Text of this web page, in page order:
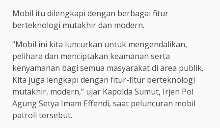
Mobil itu dilengkapi dengan berbagai fitur
berteknologi mutakhir dan modern.
“Mobil ini kita luncurkan untuk mengendalikan,
pelihara dan menciptakan keamanan serta
kenyamanan bagi semua masyarakat di area publik.
Kita juga lengkapi dengan fitur-fitur berteknologi
mutakhir, modern,” ujar Kapolda Sumut, Irjen Pol
Agung Setya Imam Effendi, saat peluncuran mobil
patroli tersebut.